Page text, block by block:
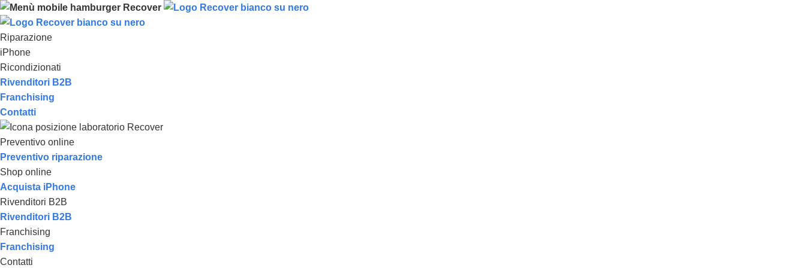
Riparazione
iPhone
Ricondizionati
Rivenditori B2B
Franchising
Contatti
Preventivo online
Preventivo riparazione
Shop online
Acquista iPhone
Rivenditori B2B
Rivenditori B2B
Franchising
Franchising
Contatti